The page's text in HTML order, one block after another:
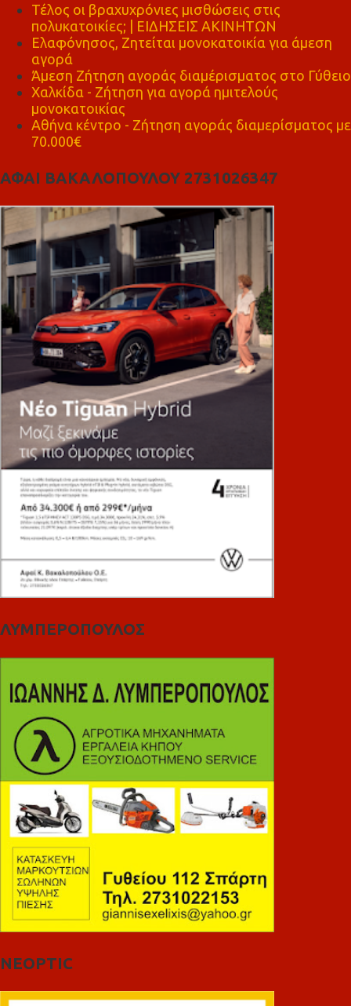
Τέλος οι βραχυχρόνιες μισθώσεις στις
πολυκατοικίες; | ΕΙΔΗΣΕΙΣ ΑΚΙΝΗΤΩΝ
Ελαφόνησος, Ζητείται μονοκατοικία για άμεση
αγορά
Άμεση Ζήτηση αγοράς διαμέρισματος στο Γύθειο
Χαλκίδα - Ζήτηση για αγορά ημιτελούς
μονοκατοικίας
Αθήνα κέντρο - Ζήτηση αγοράς διαμερίσματος με
70.000€
ΑΦΑΙ ΒΑΚΑΛΟΠΟΥΛΟΥ 2731026347
ΛΥΜΠΕΡΟΠΟΥΛΟΣ
NEOPTIC